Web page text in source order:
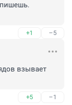
+1 –5
взывает
+5 –1